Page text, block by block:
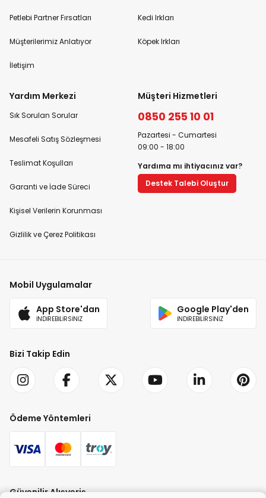
Petlebi Partner Fırsatları
Müşterilerimiz Anlatıyor
İletişim
Kedi Irkları
Köpek Irkları
Yardım Merkezi
Sık Sorulan Sorular
Mesafeli Satış Sözleşmesi
Teslimat Koşulları
Garanti ve İade Süreci
Kişisel Verilerin Korunması
Gizlilik ve Çerez Politikası
Müşteri Hizmetleri
0850 255 10 01
Pazartesi - Cumartesi
09:00 - 18:00
Yardıma mı ihtiyacınız var?
Destek Talebi Oluştur
Mobil Uygulamalar
App Store'dan
İNDİREBİLİRSİNİZ
Google Play'den
İNDİREBİLİRSİNİZ
Bizi Takip Edin
Ödeme Yöntemleri
Güvenilir Alışveriş